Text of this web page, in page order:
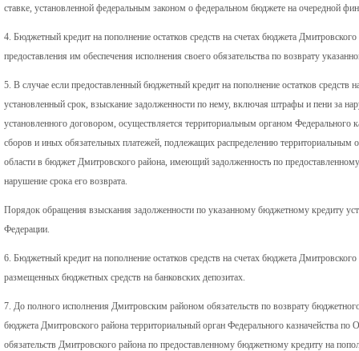
ставке, установленной федеральным законом о федеральном бюджете на очередной
4. Бюджетный кредит на пополнение остатков средств на счетах бюджета
предоставления им обеспечения исполнения своего обязательства по возврату
5. В случае если предоставленный бюджетный кредит на пополнение остатков средств
установленный срок, взыскание задолженности по нему, включая штрафы и пени за
установленного договором, осуществляется территориальным органом Федерального
сборов и иных обязательных платежей, подлежащих распределению территориальным
области в бюджет Дмитровского района, имеющий задолженность по
нарушение срока его возврата.
Порядок обращения взыскания задолженности по указанному бюджетному кредиту
Федерации.
6. Бюджетный кредит на пополнение остатков средств на счетах бюджета Дмитровского
размещенных бюджетных средств на банковских депозитах.
7. До полного исполнения Дмитровским районом обязательств по возврату
бюджета Дмитровского района территориальный орган Федерального казначейства
обязательств Дмитровского района по предоставленному бюджетному кредиту на